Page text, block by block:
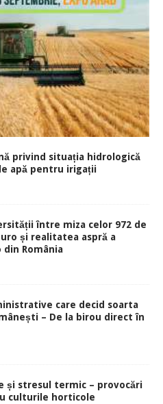
privind situația hidrologică
apă pentru irigații
între miza celor 972 de
și realitatea aspră a
România
care decid soarta
– De la birou direct în
și stresul termic – provocări
culturile horticole